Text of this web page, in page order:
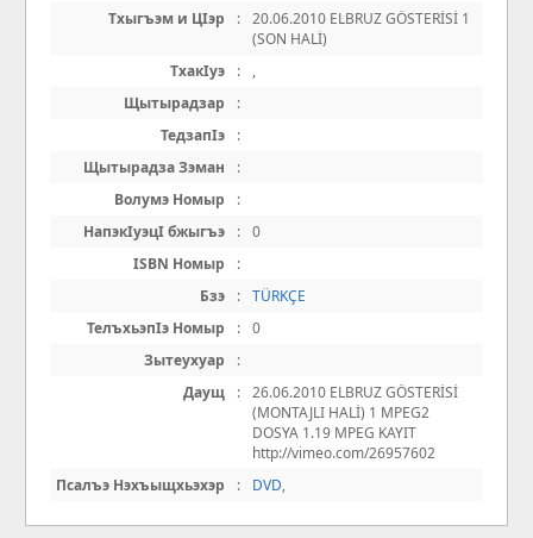
Тхыгъэм и ЦIэр
: 20.06.2010 ELBRUZ GÖSTERİSİ 1
(SON HALİ)
ТхакIуэ
:
,
Щытырадзар
:
ТедзапIэ
:
Щытырадза Зэман
:
Волумэ Номыр
:
НапэкIуэцI бжыгъэ
: 0
ISBN Номыр
:
Бзэ
: TÜRKÇE
ТелъхьэпIэ Номыр
: 0
Зытеухуар
:
Даущ
: 26.06.2010 ELBRUZ GÖSTERİSİ
(MONTAJLI HALİ) 1 MPEG2
DOSYA 1.19 MPEG KAYIT
http://vimeo.com/26957602
Псалъэ Нэхъыщхьэхэр
: DVD,